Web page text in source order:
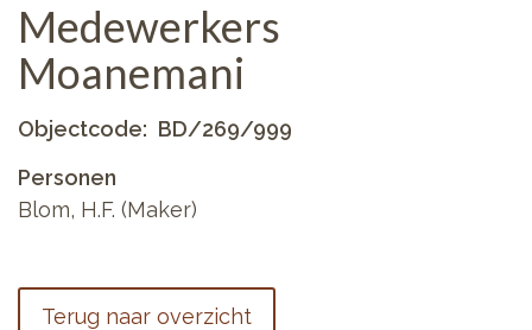
Medewerkers
Moanemani
Objectcode
BD/269/999
Personen
Blom, H.F. (Maker)
Terug naar overzicht